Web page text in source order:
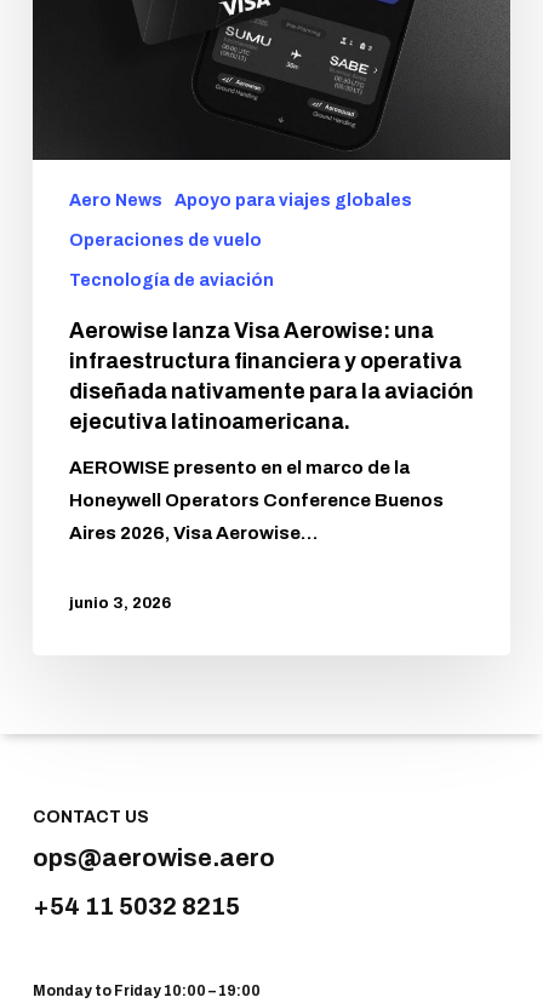
Aero News Apoyo para viajes globales
Operaciones de vuelo
Tecnología de aviación
Aerowise lanza Visa Aerowise: una
infraestructura financiera y operativa
diseñada nativamente para la aviación
ejecutiva latinoamericana.
AEROWISE presento en el marco de la
Honeywell Operators Conference Buenos
Aires 2026, Visa Aerowise…
junio 3, 2026
CONTACT US
ops@aerowise.aero
+54 11 5032 8215
Monday to Friday 10:00 – 19:00